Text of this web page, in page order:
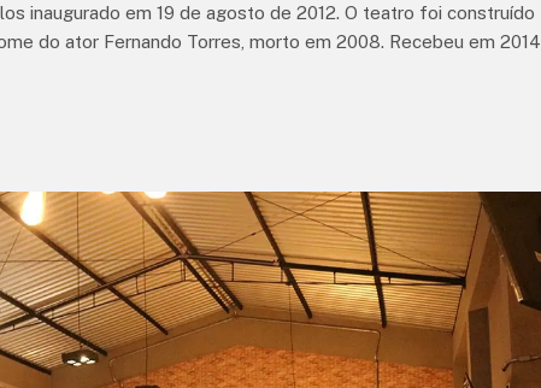
inaugurado em 19 de agosto de 2012. O teatro foi construído
do ator Fernando Torres, morto em 2008. Recebeu em 2014,